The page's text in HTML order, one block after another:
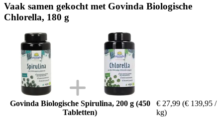
Vaak samen gekocht met Govinda Biologische
Chlorella, 180 g
Govinda Biologische Spirulina, 200 g (450
Tabletten)
€ 27,99 (€ 139,95 /
kg)